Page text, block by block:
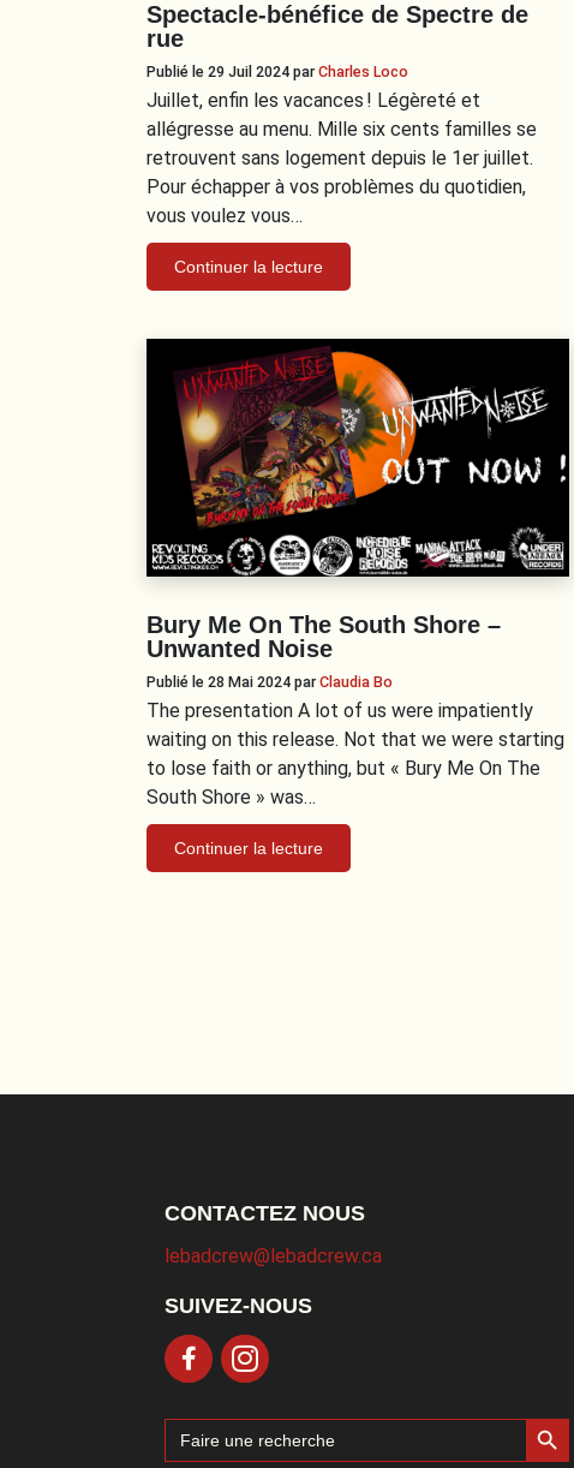
Spectacle-bénéfice de Spectre de
rue
Publié le 29 Juil 2024 parCharles Loco
Juillet, enfin les vacances ! Légèreté et
allégresse au menu. Mille six cents familles se
retrouvent sans logement depuis le 1er juillet.
Pour échapper à vos problèmes du quotidien,
vous voulez vous…
Continuer la lecture
Bury Me On The South Shore –
Unwanted Noise
Publié le 28 Mai 2024 parClaudia Bo
The presentation A lot of us were impatiently
waiting on this release. Not that we were starting
to lose faith or anything, but « Bury Me On The
South Shore » was…
Continuer la lecture
CONTACTEZ NOUS
lebadcrew@lebadcrew.ca
SUIVEZ-NOUS
Search
for:
Search Button